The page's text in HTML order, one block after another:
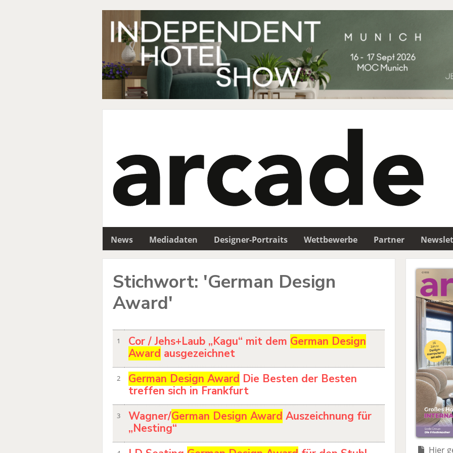
News Mediadaten Designer-Portraits Wettbewerbe Partner
Stichwort: 'German Design
Award'
1 Cor / Jehs+Laub „Kagu“ mit dem German Design
Award ausgezeichnet
2 German Design Award Die Besten der Besten
treffen sich in Frankfurt
3 Wagner/German Design Award Auszeichnung für
„Nesting“
Hier